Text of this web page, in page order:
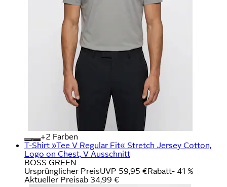
+
Farben
T-Shirt »Tee V Regular Fit« Stretch Jersey Cotton,
Logo on Chest, V Ausschnitt
BOSS GREEN
Ursprünglicher PreisUVP 59,95 €Rabatt- 41 %
Aktueller Preisab 34,99 €